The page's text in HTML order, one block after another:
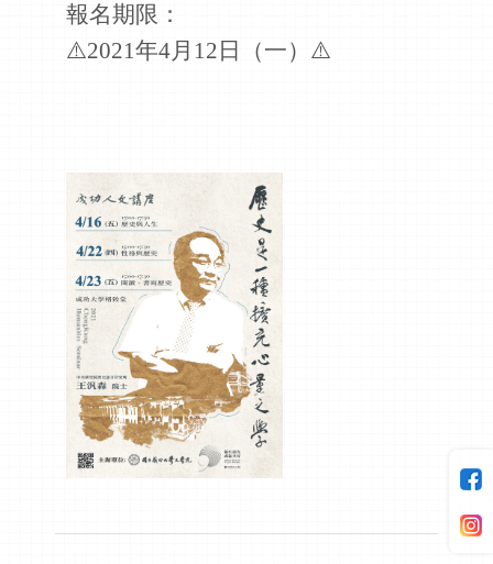
報名期限：
⚠️2021年4月12日（一）⚠️